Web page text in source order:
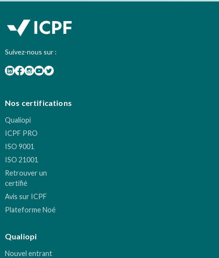
Suivez-nous sur :
Nos certifications
Qualiopi
ICPF PRO
ISO 9001
ISO 21001
Retrouver un
certifié
Avis sur ICPF
Plateforme Noé
Qualiopi
Nouvel entrant